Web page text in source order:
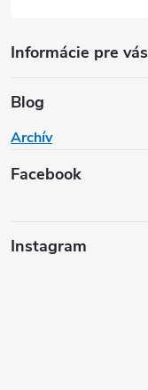
Informácie pre vás
Blog
Archív
Facebook
Instagram